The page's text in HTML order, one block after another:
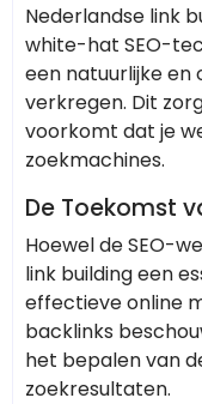
Nederlandse link
white-hat SEO-
een natuurlijke en
verkregen. Dit
voorkomt dat je
zoekmachines.
De Toekomst
Hoewel de SEO-
link building een
effectieve online
backlinks
het bepalen van
zoekresultaten.